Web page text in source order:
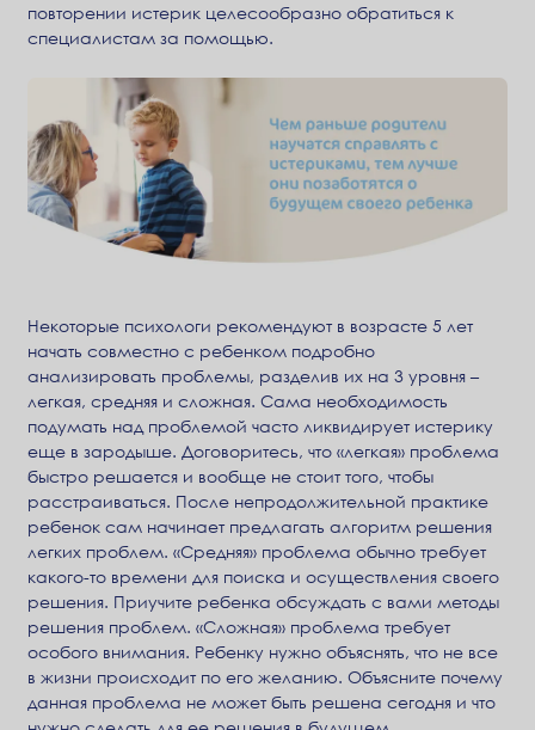
повторении истерик целесообразно обратиться к
специалистам за помощью.
Некоторые психологи рекомендуют в возрасте 5 лет
начать совместно с ребенком подробно
анализировать проблемы, разделив их на 3 уровня –
легкая, средняя и сложная. Сама необходимость
подумать над проблемой часто ликвидирует истерику
еще в зародыше. Договоритесь, что «легкая» проблема
быстро решается и вообще не стоит того, чтобы
расстраиваться. После непродолжительной практике
ребенок сам начинает предлагать алгоритм решения
легких проблем. «Средняя» проблема обычно требует
какого-то времени для поиска и осуществления своего
решения. Приучите ребенка обсуждать с вами методы
решения проблем. «Сложная» проблема требует
особого внимания. Ребенку нужно объяснять, что не все
в жизни происходит по его желанию. Объясните почему
данная проблема не может быть решена сегодня и что